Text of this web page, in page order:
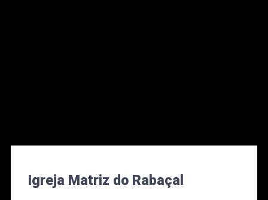
Igreja Matriz do Rabaçal